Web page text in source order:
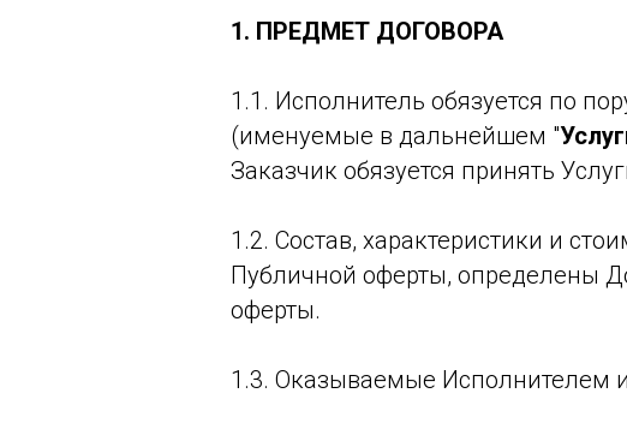
1. ПРЕДМЕТ ДОГОВОРА
1.1. Исполнитель обязуется по
(именуемые в дальнейшем "
Заказчик обязуется принять
1.2. Состав, характеристики и
Публичной оферты, определены
оферты.
1.3. Оказываемые Исполнителем